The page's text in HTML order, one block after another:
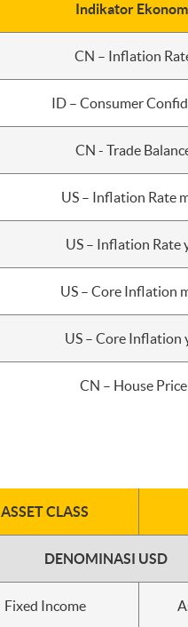
Indikator
CN – Inflation
ID – Consumer
CN - Trade
US – Inflation Rate
US – Inflation Rate
US – Core Inflation
US – Core Inflation
CN – House Price
ASSET CLASS
DENOMINASI USD
Fixed Income